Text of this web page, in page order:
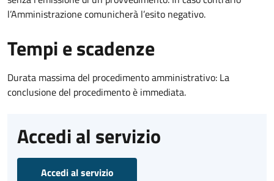
l’Amministrazione comunicherà l’esito negativo.
Tempi e scadenze
Durata massima del procedimento amministrativo: La
conclusione del procedimento è immediata.
Accedi al servizio
Accedi al servizio